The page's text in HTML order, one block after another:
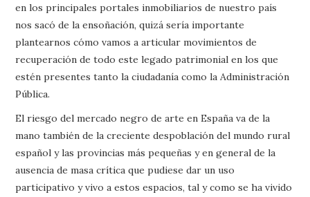
en los principales portales inmobiliarios de nuestro país
nos sacó de la ensoñación, quizá sería importante
plantearnos cómo vamos a articular movimientos de
recuperación de todo este legado patrimonial en los que
estén presentes tanto la ciudadanía como la Administración
Pública.
El riesgo del mercado negro de arte en España va de la
mano también de la creciente despoblación del mundo rural
español y las provincias más pequeñas y en general de la
ausencia de masa crítica que pudiese dar un uso
participativo y vivo a estos espacios, tal y como se ha vivido